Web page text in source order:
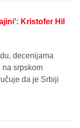
Kristofer Hil
decenijama
na srpskom
da je Srbiji